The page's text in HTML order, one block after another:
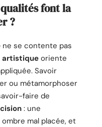
font la
?
ne se contente pas
artistiqueoriente
Savoir
ou métamorphoser
faire de
: une
mal placée, et